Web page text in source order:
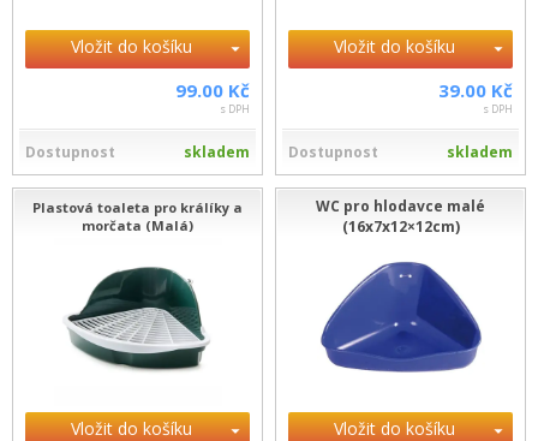
Vložit do košíku
99.00 Kč
s DPH
Dostupnost skladem
Vložit do košíku
39.00 Kč
s DPH
Dostupnost skladem
Plastová toaleta pro králíky a
morčata (Malá)
Vložit do košíku
WC pro hlodavce malé
(16x7x12×12cm)
Vložit do košíku